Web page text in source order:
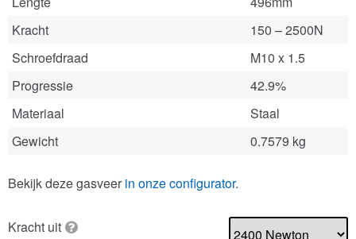
Kracht
150 – 2500N
Schroefdraad
M10 x 1.5
Progressie
42.9%
Materiaal
Staal
Gewicht
0.7579 kg
Bekijk deze gasveer in onze configurator.
Kracht uit